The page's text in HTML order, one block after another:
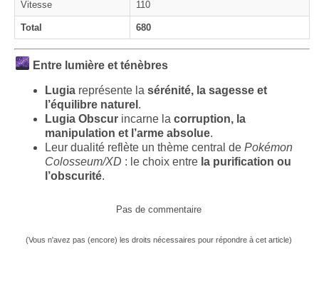
Vitesse 110
Total 680
Entre lumière et ténèbres
Lugia représente la sérénité, la sagesse et
l’équilibre naturel .
Lugia Obscur incarne la corruption, la
manipulation et l’arme absolue.
Leur dualité reflète un thème central de Pokémon
Colosseum/XD : le choix entre la purification ou
l’obscurité.
Pas de commentaire
(Vous n'avez pas (encore) les droits nécessaires pour répondre à cet article)